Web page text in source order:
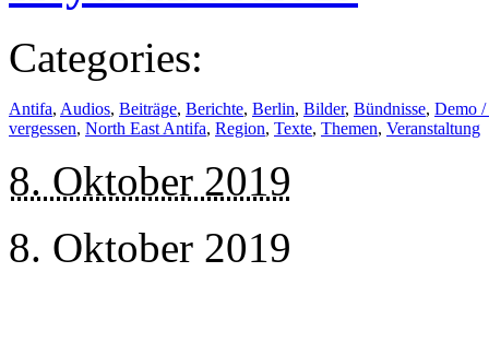
Categories:
Antifa, Audios, Beiträge, Berichte, Berlin, Bilder, Bündnisse, Demo
vergessen, North East Antifa, Region, Texte, Themen, Veranstaltung
8. Oktober 2019
8. Oktober 2019